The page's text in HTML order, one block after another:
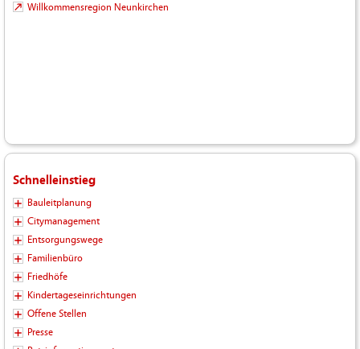
Willkommensregion Neunkirchen
Schnelleinstieg
Bauleitplanung
Citymanagement
Entsorgungswege
Familienbüro
Friedhöfe
Kindertageseinrichtungen
Offene Stellen
Presse